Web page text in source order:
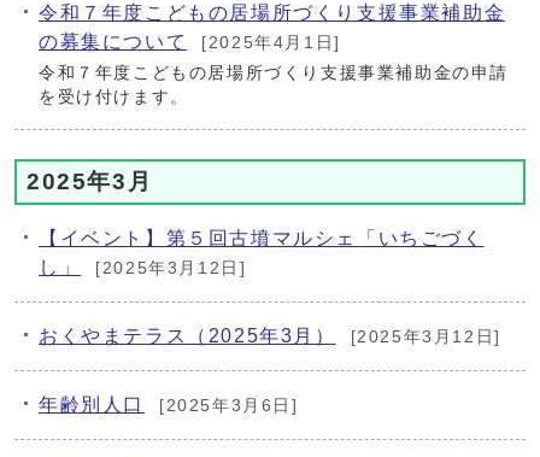
令和７年度こどもの居場所づくり支援事業補助金
の募集について
[2025年4月1日]
令和７年度こどもの居場所づくり支援事業補助金の申請
を受け付けます。
2025年3月
【イベント】第５回古墳マルシェ「いちごづく
し」
[2025年3月12日]
おくやまテラス（2025年3月） [2025年3月12日]
年齢別人口 [2025年3月6日]